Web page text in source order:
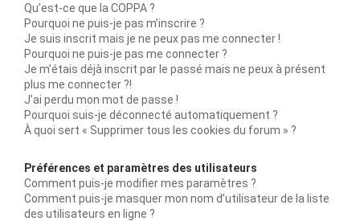
Qu’est-ce que la COPPA ?
Pourquoi ne puis-je pas m’inscrire ?
Je suis inscrit mais je ne peux pas me connecter !
Pourquoi ne puis-je pas me connecter ?
Je m’étais déjà inscrit par le passé mais ne peux à présent
plus me connecter ?!
J’ai perdu mon mot de passe !
Pourquoi suis-je déconnecté automatiquement ?
À quoi sert « Supprimer tous les cookies du forum » ?
Préférences et paramètres des utilisateurs
Comment puis-je modifier mes paramètres ?
Comment puis-je masquer mon nom d’utilisateur de la liste
des utilisateurs en ligne ?